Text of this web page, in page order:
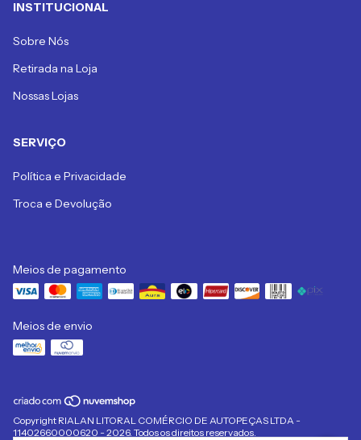
INSTITUCIONAL
Sobre Nós
Retirada na Loja
Nossas Lojas
SERVIÇO
Política e Privacidade
Troca e Devolução
Meios de pagamento
Meios de envio
Copyright RIALAN LITORAL COMÉRCIO DE AUTOPEÇAS LTDA -
11402660000620 - 2026. Todos os direitos reservados.